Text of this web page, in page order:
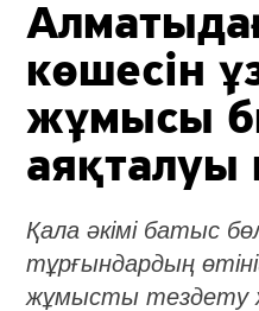
көшесін
жұмысы
аяқталуы
Қала әкімі батыс
тұрғындардың
жұмысты тездету